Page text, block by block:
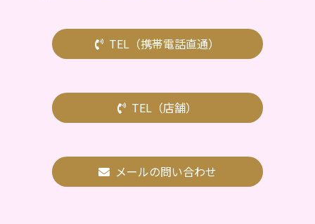
TEL（携帯電話直通）
TEL（店舗）
メールの問い合わせ